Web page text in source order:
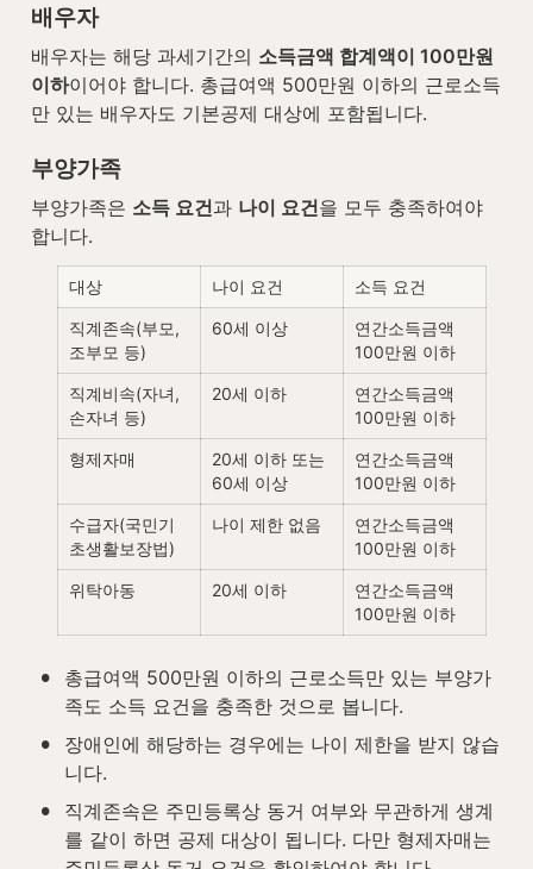
배우자
배우자는 해당 과세기간의 소득금액 합계액이 100만원
이하이어야 합니다. 총급여액 500만원 이하의 근로소득
만 있는 배우자도 기본공제 대상에 포함됩니다.
부양가족
부양가족은 소득 요건과 나이 요건을 모두 충족하여야
합니다.
대상 나이 요건 소득 요건
직계존속(부모,
조부모 등)
60세 이상
연간소득금액
100만원 이하
직계비속(자녀,
손자녀 등)
20세 이하
연간소득금액
100만원 이하
형제자매
20세 이하 또는
60세 이상
연간소득금액
100만원 이하
수급자(국민기
초생활보장법)
나이 제한 없음
연간소득금액
100만원 이하
위탁아동 20세 이하
연간소득금액
100만원 이하
•
총급여액 500만원 이하의 근로소득만 있는 부양가
족도 소득 요건을 충족한 것으로 봅니다.
•
장애인에 해당하는 경우에는 나이 제한을 받지 않습
니다.
•
직계존속은 주민등록상 동거 여부와 무관하게 생계
를 같이 하면 공제 대상이 됩니다. 다만 형제자매는